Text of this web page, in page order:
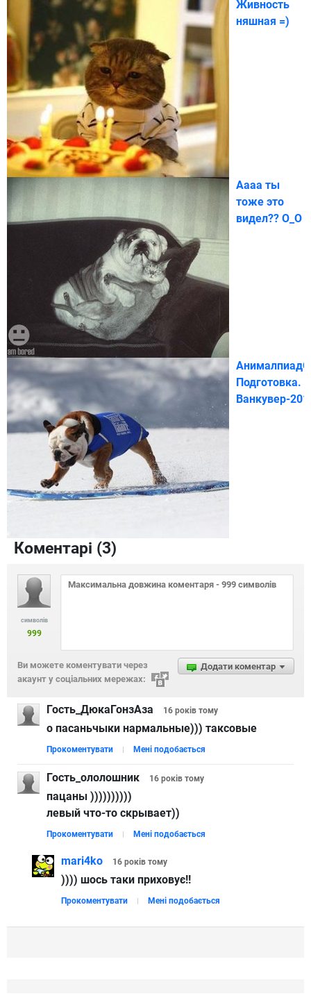
Живность
няшная =)
Аааа ты
тоже это
видел?? О_О
Подготовка.
Ванкувер-
Коментарі (3)
символів
999
Додати коментар
Ви можете коментувати через
акаунт у соціальних мережах:
Гость_ДюкаГонзАза 16 років тому
о пасаньчыки нармальные))) таксовые
Прокоментувати Мені подобається
Гость_ололошник 16 років тому
пацаны ))))))))))
левый что-то скрывает))
Прокоментувати Мені подобається
mari4ko 16 років тому
)))) шось таки приховує!!
Прокоментувати Мені подобається